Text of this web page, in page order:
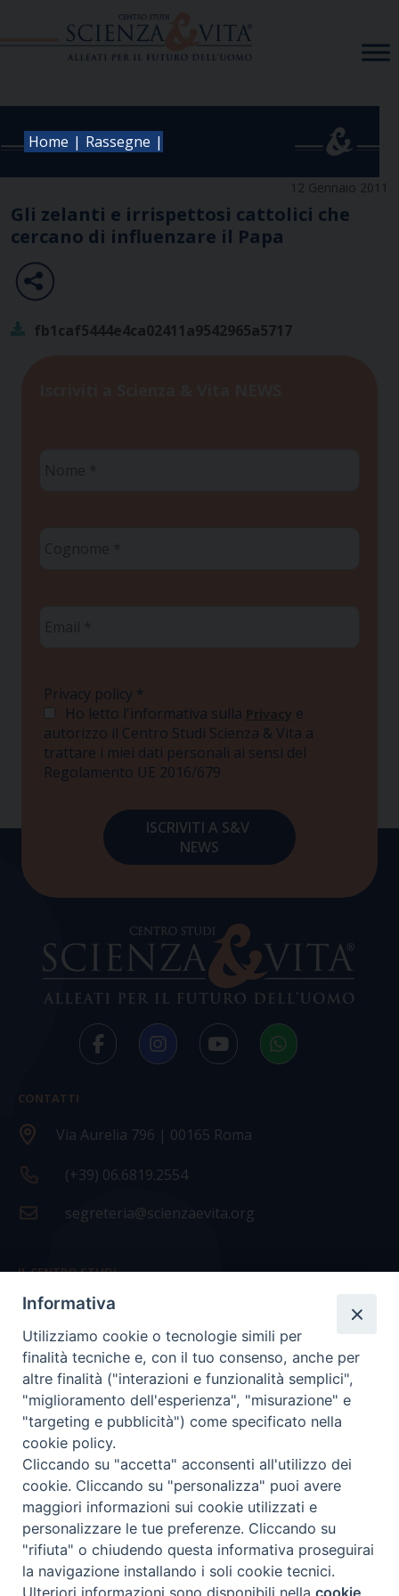
Home | Rassegne |
12 Gennaio 2011
Gli zelanti e irrispettosi cattolici che
cercano di influenzare il Papa
fb1caf5444e4ca02411a9542965a5717
Privacy policy *
Ho letto l'informativa sulla Privacy e
autorizzo il Centro Studi Scienza & Vita a
trattare i miei dati personali ai sensi del
Regolamento UE 2016/679
CONTATTI
Via Aurelia 796 | 00165 Roma
(+39) 06.6819.2554
segreteria@scienzaevita.org
IL CENTRO STUDI
La nostra storia
Statuto
Presidenza e ufficio presidenza
Consiglio scientifico
Coordinamento nazionale
COPYRIGHT Scienza & Vita - C.F96600690588- Tutti i
diritti -Privacy- Credits
Informativa
Utilizziamo cookie o tecnologie simili per
finalità tecniche e, con il tuo consenso, anche per
altre finalità ("interazioni e funzionalità semplici",
"miglioramento dell'esperienza", "misurazione" e
"targeting e pubblicità") come specificato nella
cookie policy.
Cliccando su "accetta" acconsenti all'utilizzo dei
cookie. Cliccando su "personalizza" puoi avere
maggiori informazioni sui cookie utilizzati e
personalizzare le tue preferenze. Cliccando su
"rifiuta" o chiudendo questa informativa proseguirai
la navigazione installando i soli cookie tecnici.